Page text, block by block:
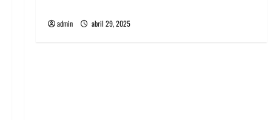
admin abril 29, 2025